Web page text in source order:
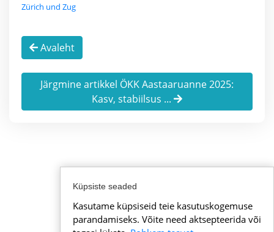
Zürich und Zug
Avaleht
Järgmine artikkel ÖKK Aastaaruanne 2025:
Kasv, stabiilsus ...
Küpsiste seaded
Kasutame küpsiseid teie kasutuskogemuse
parandamiseks. Võite need aktsepteerida või